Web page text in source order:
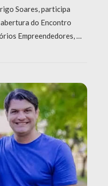
Soares, participa
do Encontro
Empreendedores, …